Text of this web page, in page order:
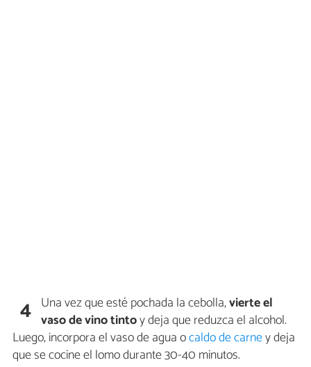
4 Una vez que esté pochada la cebolla,vierte el
vaso de vino tintoy deja que reduzca el alcohol.
Luego, incorpora el vaso de agua ocaldo de carney deja
que se cocine el lomo durante 30-40 minutos.